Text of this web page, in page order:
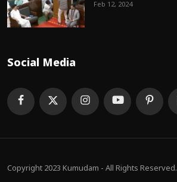
Feb 12, 2024
Social Media
Copyright 2023 Kumudam - All Rights Reserved.